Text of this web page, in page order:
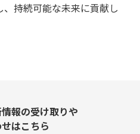
持続可能な未来に貢献し
報の受け取りや
はこちら